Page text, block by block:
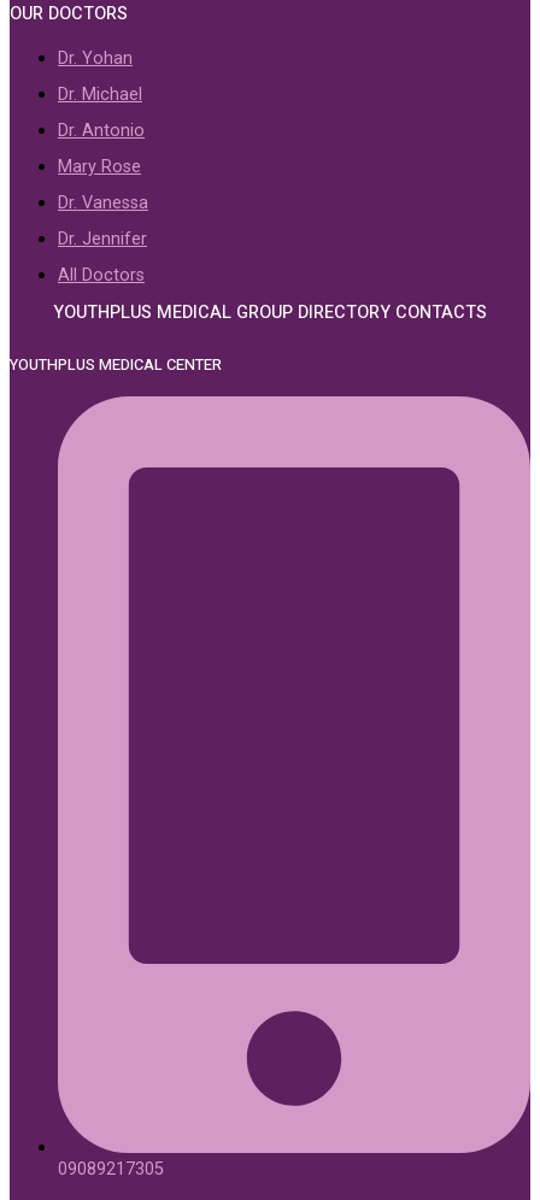
OUR DOCTORS
Dr. Yohan
Dr. Michael
Dr. Antonio
Mary Rose
Dr. Vanessa
Dr. Jennifer
All Doctors
YOUTHPLUS MEDICAL GROUP DIRECTORY CONTACTS
YOUTHPLUS MEDICAL CENTER
09089217305